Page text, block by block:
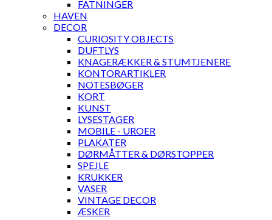
FATNINGER
HAVEN
DECOR
CURIOSITY OBJECTS
DUFTLYS
KNAGERÆKKER & STUMTJENERE
KONTORARTIKLER
NOTESBØGER
KORT
KUNST
LYSESTAGER
MOBILE - UROER
PLAKATER
DØRMÅTTER & DØRSTOPPER
SPEJLE
KRUKKER
VASER
VINTAGE DECOR
ÆSKER